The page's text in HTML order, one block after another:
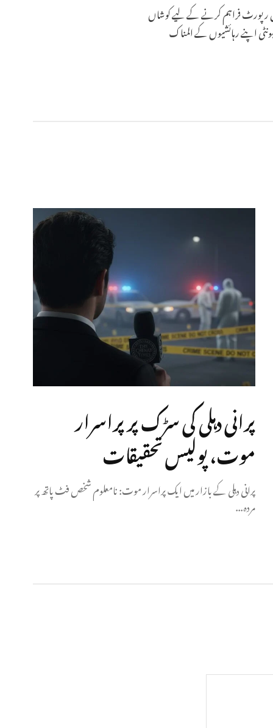
رپورٹ فراہم کرنے کے لیے کوشاں
اپنے رہائشیوں کے المناک
پرانی دہلی کی سڑک پر پراسرار
موت، پولیس تحقیقات
پرانی دہلی کے بازار میں ایک پراسرار موت: نامعلوم شخص فٹ پاتھ پر
مردہ...